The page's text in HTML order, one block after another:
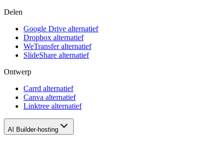
Delen
Google Drive alternatief
Dropbox alternatief
WeTransfer alternatief
SlideShare alternatief
Ontwerp
Carrd alternatief
Canva alternatief
Linktree alternatief
AI Builder-hosting